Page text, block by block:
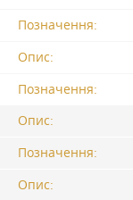
Позначення:
Опис:
Позначення:
Опис:
Позначення:
Опис: